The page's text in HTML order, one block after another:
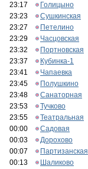
23:17
Голицыно
23:23
Сушкинская
23:27
Петелино
23:29
Часцовская
23:32
Портновская
23:37
Кубинка-1
23:41
Чапаевка
23:45
Полушкино
23:48
Санаторная
23:53
Тучково
23:55
Театральная
00:00
Садовая
00:03
Дорохово
00:07
Партизанская
00:13
Шаликово